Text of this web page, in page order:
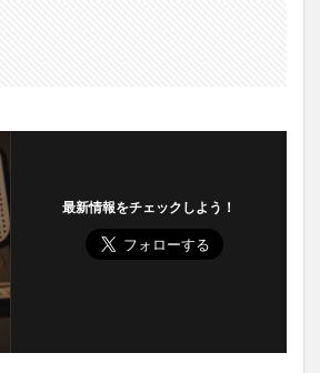
最新情報をチェックしよう！